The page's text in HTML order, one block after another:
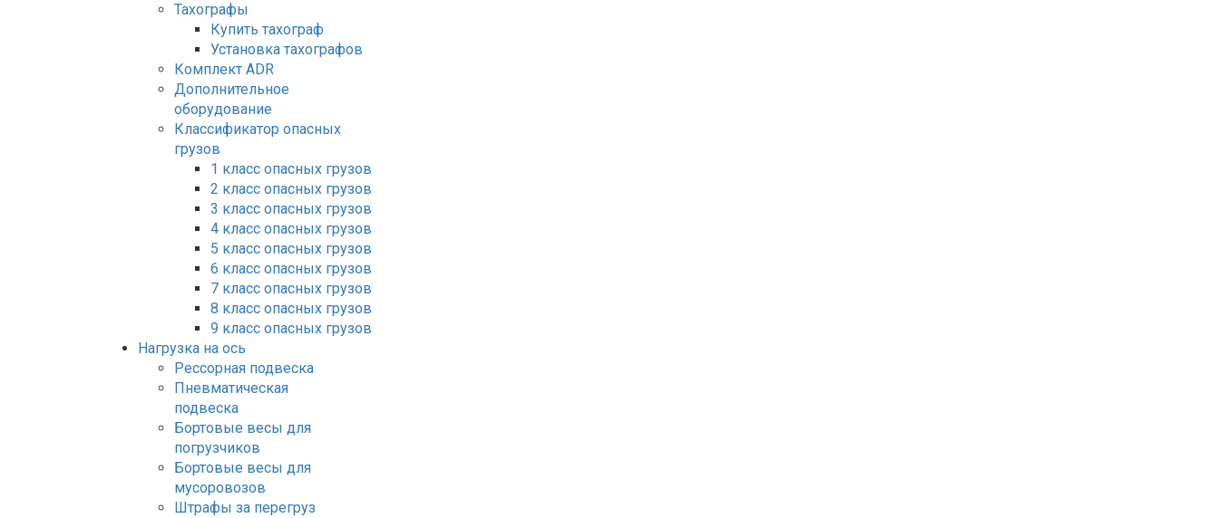
Тахографы
Купить тахограф
Установка тахографов
Комплект ADR
Дополнительное
оборудование
Классификатор опасных
грузов
1 класс опасных грузов
2 класс опасных грузов
3 класс опасных грузов
4 класс опасных грузов
5 класс опасных грузов
6 класс опасных грузов
7 класс опасных грузов
8 класс опасных грузов
9 класс опасных грузов
Нагрузка на ось
Рессорная подвеска
Пневматическая
подвеска
Бортовые весы для
погрузчиков
Бортовые весы для
мусоровозов
Штрафы за перегруз